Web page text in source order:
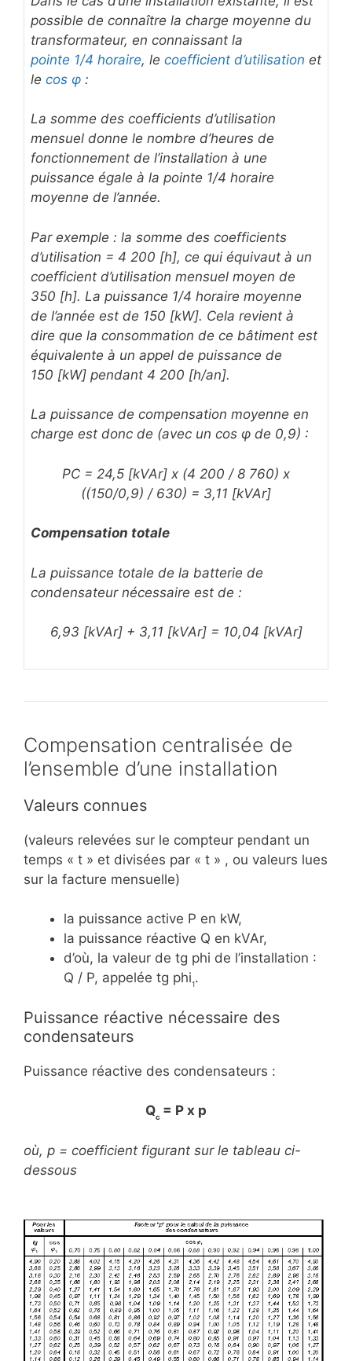
possible de connaître la charge moyenne du
transformateur, en connaissant la
pointe 1/4 horaire, le coefficient d’utilisation et
le cos φ :
La somme des coefficients d’utilisation
mensuel donne le nombre d’heures de
fonctionnement de l’installation à une
puissance égale à la pointe 1/4 horaire
moyenne de l’année.
Par exemple : la somme des coefficients
d’utilisation = 4 200 [h], ce qui équivaut à un
coefficient d’utilisation mensuel moyen de
350 [h]. La puissance 1/4 horaire moyenne
de l’année est de 150 [kW]. Cela revient à
dire que la consommation de ce bâtiment est
équivalente à un appel de puissance de
150 [kW] pendant 4 200 [h/an].
La puissance de compensation moyenne en
charge est donc de (avec un cos φ de 0,9) :
PC = 24,5 [kVAr] x (4 200 / 8 760) x
((150/0,9) / 630) = 3,11 [kVAr]
Compensation totale
La puissance totale de la batterie de
condensateur nécessaire est de :
6,93 [kVAr] + 3,11 [kVAr] = 10,04 [kVAr]
Compensation centralisée de
l’ensemble d’une installation
Valeurs connues
(valeurs relevées sur le compteur pendant un
temps « t » et divisées par « t » , ou valeurs lues
sur la facture mensuelle)
la puissance active P en kW,
la puissance réactive Q en kVAr,
d’où, la valeur de tg phi de l’installation :
Q / P, appelée tg phi1.
Puissance réactive nécessaire des
condensateurs
Puissance réactive des condensateurs :
Qc = P x p
où, p = coefficient figurant sur le tableau ci-
dessous